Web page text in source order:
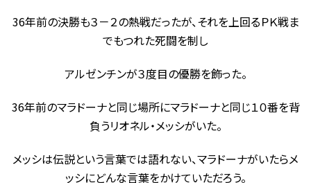
36年前の決勝も３－２の熱戦だったが、それを上回るＰＫ戦ま
でもつれた死闘を制し
アルゼンチンが３度目の優勝を飾った。
36年前のマラドーナと同じ場所にマラドーナと同じ１０番を背
負うリオネル・メッシがいた。
メッシは伝説という言葉では語れない、マラドーナがいたらメ
ッシにどんな言葉をかけていただろう。